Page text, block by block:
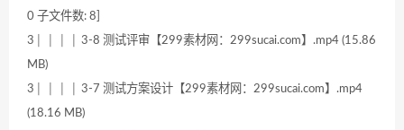
0 子文件数: 8]
3│ │ │ │ 3-8 测试评审【299素材网：299sucai.com】.mp4 (15.86
MB)
3│ │ │ │ 3-7 测试方案设计【299素材网：299sucai.com】.mp4
(18.16 MB)